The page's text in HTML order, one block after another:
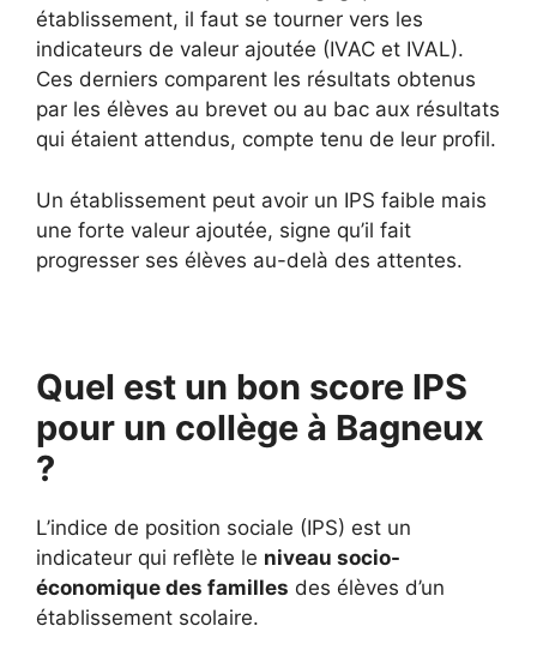
établissement, il faut se tourner vers les
indicateurs de valeur ajoutée (IVAC et IVAL).
Ces derniers comparent les résultats obtenus
par les élèves au brevet ou au bac aux résultats
qui étaient attendus, compte tenu de leur profil.
Un établissement peut avoir un IPS faible mais
une forte valeur ajoutée, signe qu’il fait
progresser ses élèves au-delà des attentes.
Quel est un bon score IPS
pour un collège à Bagneux
?
L’indice de position sociale (IPS) est un
indicateur qui reflète le niveau socio-
économique des familles des élèves d’un
établissement scolaire.